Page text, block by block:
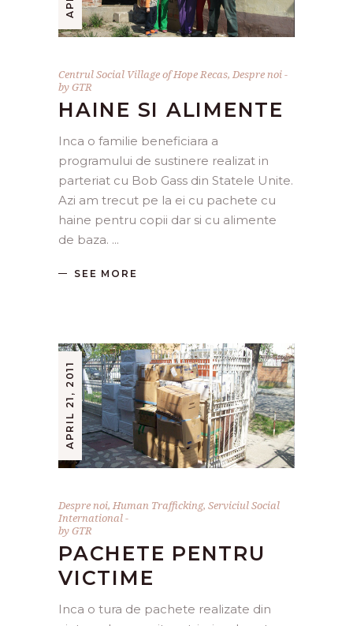
Centrul Social Village of Hope Recas, Despre noi
byGTR
HAINE SI ALIMENTE
Inca o familie beneficiara a
programului de sustinere realizat in
parteriat cu Bob Gass din Statele Unite.
Azi am trecut pe la ei cu pachete cu
haine pentru copii dar si cu alimente
de baza.
SEE MORE
APRIL 21, 2011
Despre noi, Human Trafficking, Serviciul Social
International
byGTR
PACHETE PENTRU
VICTIME
Inca o tura de pachete realizate din